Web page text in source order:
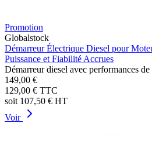
Promotion
Globalstock
Démarreur Électrique Diesel pour
Puissance et Fiabilité Accrues
Démarreur diesel avec performances
149,00 €
129,00 € TTC
soit 107,50 € HT
Voir